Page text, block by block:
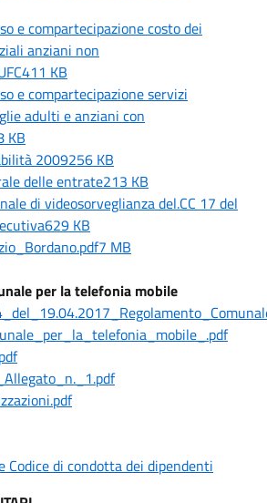
e compartecipazione costo dei
anziani non
KB
e compartecipazione servizi
adulti e anziani con
KB
2009256 KB
delle entrate213 KB
di videosorveglianza del.CC 17 del
KB
MB
per la telefonia mobile
Codice di condotta dei dipendenti